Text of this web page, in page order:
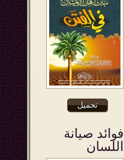
تحميل
فوائد صيانة
اللسان